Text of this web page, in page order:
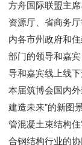
方舟国际联盟主
资源厅、省商务
内各市州政府和
部门的领导和嘉
导和嘉宾线上线
本届筑博会国内
建造未来”的新图
管混凝土束结构
合钢结构行业的